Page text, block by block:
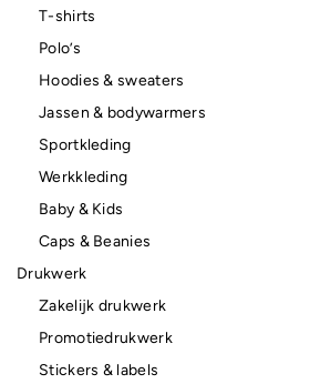
T-shirts
Polo’s
Hoodies & sweaters
Jassen & bodywarmers
Sportkleding
Werkkleding
Baby & Kids
Caps & Beanies
Drukwerk
Zakelijk drukwerk
Promotiedrukwerk
Stickers & labels